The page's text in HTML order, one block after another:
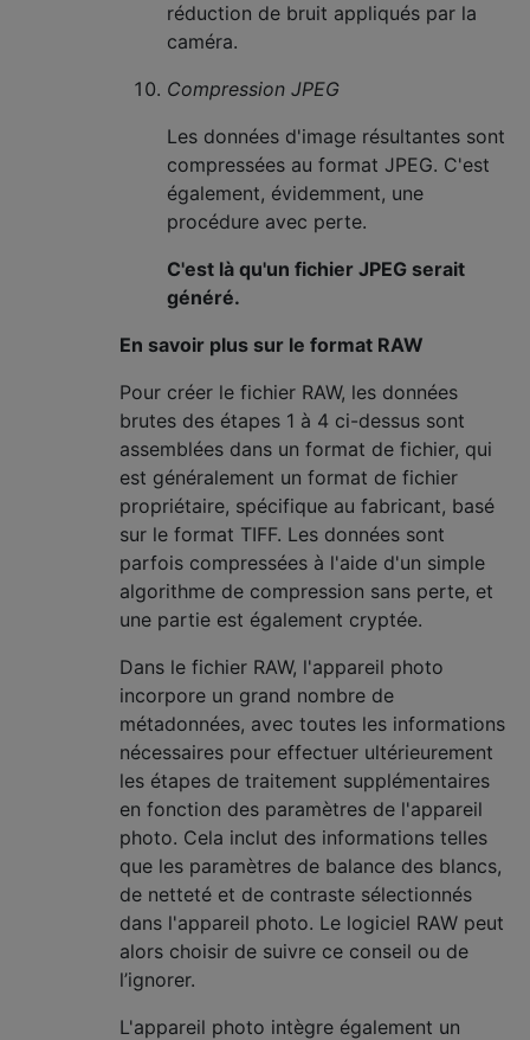
réduction de bruit appliqués par la
caméra.
Compression JPEG
Les données d'image résultantes sont
compressées au format JPEG. C'est
également, évidemment, une
procédure avec perte.
C'est là qu'un fichier JPEG serait
généré.
En savoir plus sur le format RAW
Pour créer le fichier RAW, les données
brutes des étapes 1 à 4 ci-dessus sont
assemblées dans un format de fichier, qui
est généralement un format de fichier
propriétaire, spécifique au fabricant, basé
sur le format TIFF. Les données sont
parfois compressées à l'aide d'un simple
algorithme de compression sans perte, et
une partie est également cryptée.
Dans le fichier RAW, l'appareil photo
incorpore un grand nombre de
métadonnées, avec toutes les informations
nécessaires pour effectuer ultérieurement
les étapes de traitement supplémentaires
en fonction des paramètres de l'appareil
photo. Cela inclut des informations telles
que les paramètres de balance des blancs,
de netteté et de contraste sélectionnés
dans l'appareil photo. Le logiciel RAW peut
alors choisir de suivre ce conseil ou de
l’ignorer.
L'appareil photo intègre également un